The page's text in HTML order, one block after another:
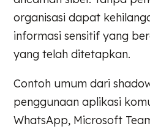
organisasi dapat
informasi sensitif yang
yang telah ditetapkan.
Contoh umum dari
penggunaan aplikasi
WhatsApp, Microsoft